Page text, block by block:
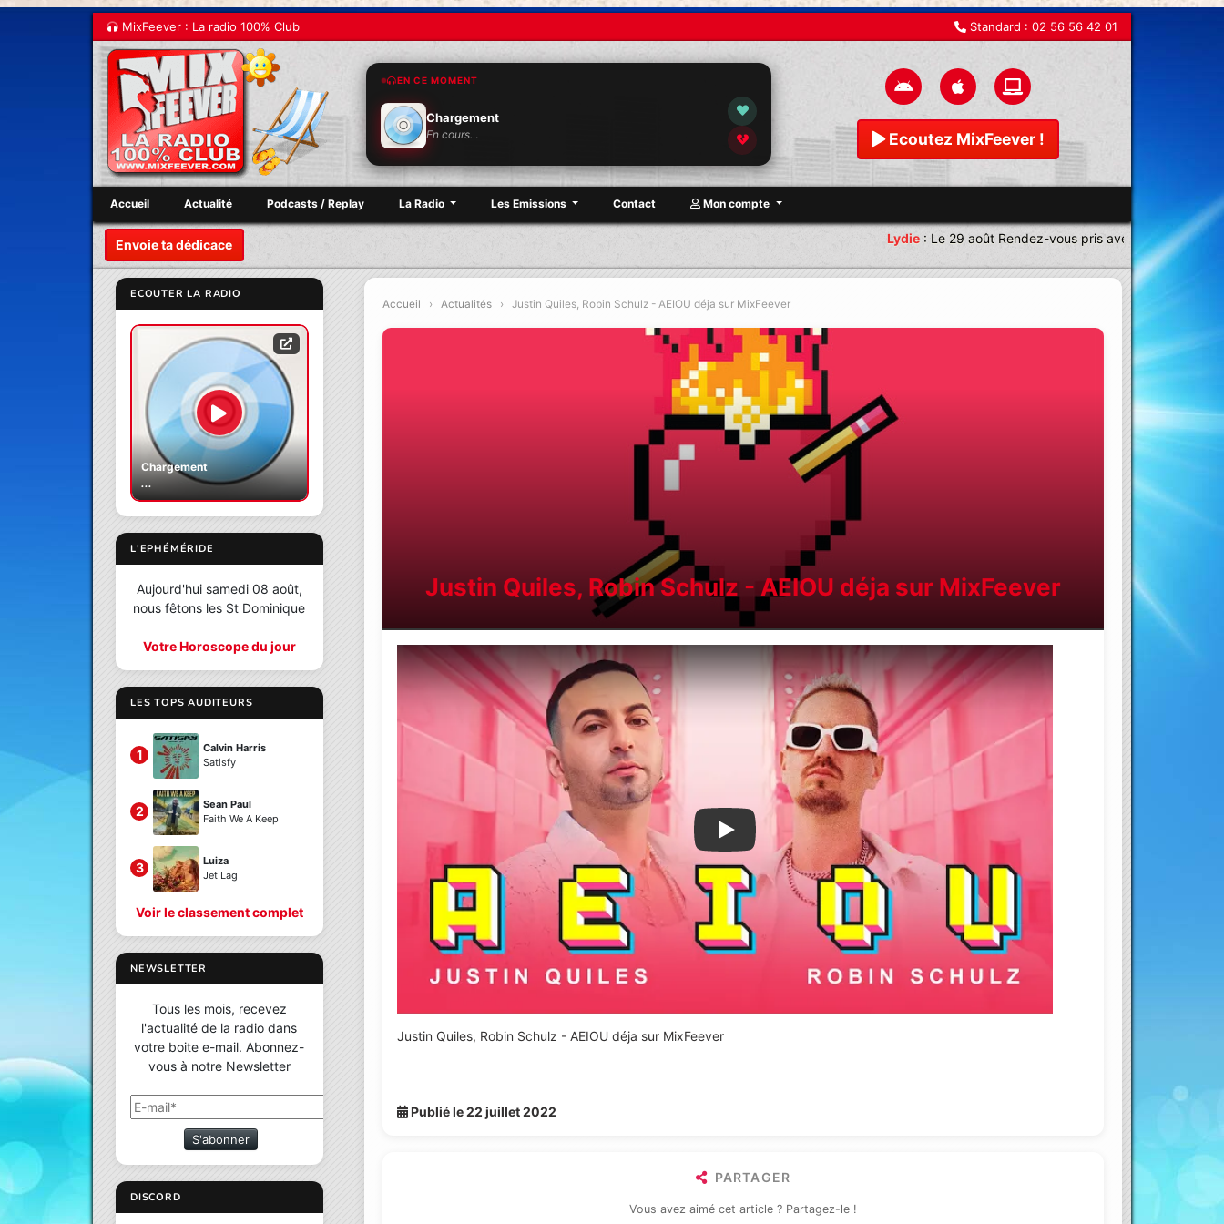
MixFeever : La radio 100% Club Standard : 02 56 56 42 01
EN CE MOMENT
Chargement
En cours… Ecoutez MixFeever !
Accueil Actualité Podcasts / Replay La Radio Les Emissions Contact Mon compte
Envoie ta dédicace :Le 29 août Rendez-vous pris avec une équipe
ECOUTER LA RADIO
Chargement
...
L'EPHÉMÉRIDE
Aujourd'hui samedi 08 août,
nous fêtons les St Dominique
Votre Horoscope du jour
LES TOPS AUDITEURS
1
Calvin Harris
Satisfy
2
Sean Paul
Faith We A Keep
3
Luiza
Jet Lag
Voir le classement complet
NEWSLETTER
Tous les mois, recevez
l'actualité de la radio dans
votre boite e-mail. Abonnez-
vous à notre Newsletter
S'abonner
DISCORD
Accueil › Actualités › Justin Quiles, Robin Schulz - AEIOU déja sur MixFeever
Justin Quiles, Robin Schulz - AEIOU déja sur MixFeever
Lire la vidéo YouTube
Justin Quiles, Robin Schulz - AEIOU déja sur MixFeever
Publié le 22 juillet 2022
PARTAGER
Vous avez aimé cet article ? Partagez-le !